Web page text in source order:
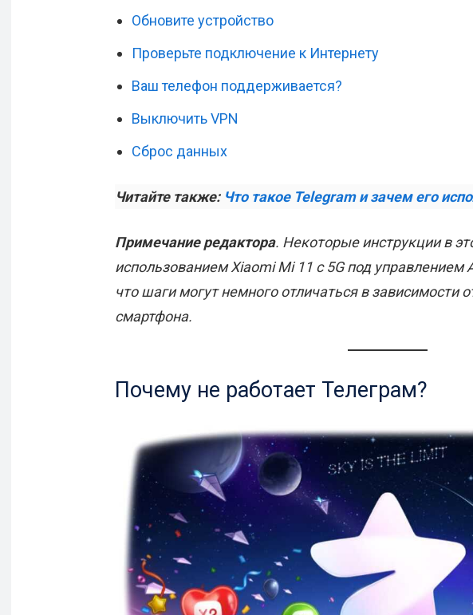
Обновите устройство
Проверьте подключение к Интернету
Ваш телефон поддерживается?
Выключить VPN
Сброс данных
Читайте также: Что такое Telegram и зачем его
Примечание редактора. Некоторые инструкции в
использованием Xiaomi Mi 11 с 5G под управлением
что шаги могут немного отличаться в зависимости
смартфона.
Почему не работает Телеграм?